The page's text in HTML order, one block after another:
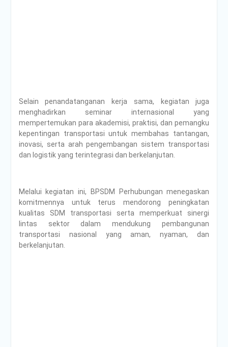
Selain penandatanganan kerja sama, kegiatan juga
menghadirkan seminar internasional yang
mempertemukan para akademisi, praktisi, dan pemangku
kepentingan transportasi untuk membahas tantangan,
inovasi, serta arah pengembangan sistem transportasi
dan logistik yang terintegrasi dan berkelanjutan.
Melalui kegiatan ini, BPSDM Perhubungan menegaskan
komitmennya untuk terus mendorong peningkatan
kualitas SDM transportasi serta memperkuat sinergi
lintas sektor dalam mendukung pembangunan
transportasi nasional yang aman, nyaman, dan
berkelanjutan.